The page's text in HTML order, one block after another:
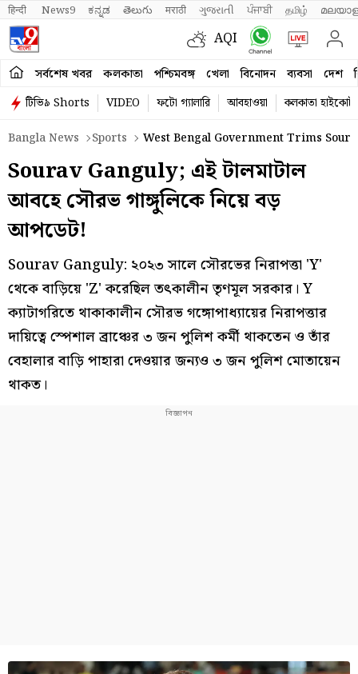
हिन्दी News9 ಕನ್ನಡ తెలుగు मराठी ગુજરાતી ਪੰਜਾਬੀ தமிழ்
AQI
সর্বশেষ খবর কলকাতা পশ্চিমবঙ্গ খেলা বিনোদন ব্যবসা দেশ
টিভি৯ Shorts VIDEO ফটো গ্যালারি আবহাওয়া
কলকাতা হাইকোর্ট
Bangla News
Sports West Bengal Government Trims
Sourav Ganguly; এই টালমাটাল
আবহে সৌরভ গাঙ্গুলিকে নিয়ে বড়
আপডেট!
Sourav Ganguly: ২০২৩ সালে সৌরভের নিরাপত্তা 'Y'
থেকে বাড়িয়ে 'Z' করেছিল তৎকালীন তৃণমূল সরকার। Y
ক্যাটাগরিতে থাকাকালীন সৌরভ গঙ্গোপাধ্যায়ের নিরাপত্তার
দায়িত্বে স্পেশাল ব্রাঞ্চের ৩ জন পুলিশ কর্মী থাকতেন ও তাঁর
বেহালার বাড়ি পাহারা দেওয়ার জন্যও ৩ জন পুলিশ মোতায়েন
থাকত।